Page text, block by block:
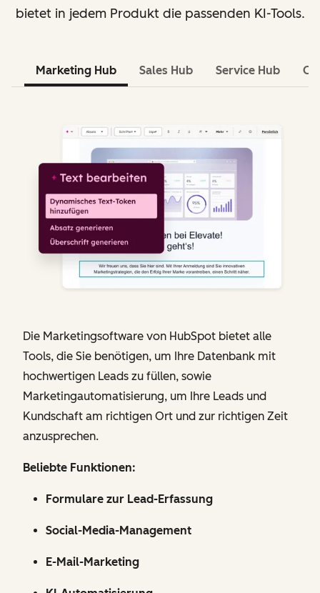
bietet in jedem Produkt die passenden KI-Tools.
Marketing Hub Sales Hub Service Hub
Die Marketingsoftware von HubSpot bietet alle
Tools, die Sie benötigen, um Ihre Datenbank mit
hochwertigen Leads zu füllen, sowie
Marketingautomatisierung, um Ihre Leads und
Kundschaft am richtigen Ort und zur richtigen Zeit
anzusprechen.
Beliebte Funktionen:
Formulare zur Lead-Erfassung
Social-Media-Management
E-Mail-Marketing